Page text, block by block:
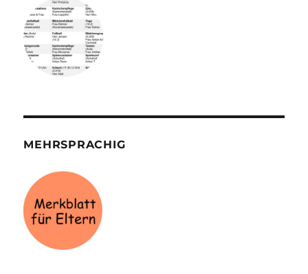
MEHRSPRACHIG